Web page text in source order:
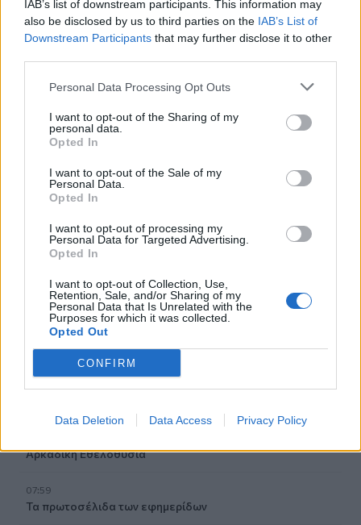
IAB’s list of downstream participants. This information may
also be disclosed by us to third parties on the IAB’s List of
Downstream Participants that may further disclose it to other
Personal Data Processing Opt Outs
I want to opt-out of the Sharing of my
personal data.
Opted In
I want to opt-out of the Sale of my
Personal Data.
Opted In
I want to opt-out of processing my
Personal Data for Targeted Advertising.
Opted In
I want to opt-out of Collection, Use,
Retention, Sale, and/or Sharing of my
Personal Data that Is Unrelated with the
Purposes for which it was collected.
Opted Out
CONFIRM
Data Deletion Data Access Privacy Policy
08:41
Σίντνεϊ Τάουλ: Πέθανε σε ηλικία 26 ετών η σταρ του
08:34
«Καμίνι» τις επόμενες ημέρες η Κρήτη και μελτέμια έως 8
μποφόρ
08:30
Via Pastarella: Η καρμπονάρα που κλέβει την παράσταση
08:22
Φωτιά σε εγκαταλελειμμένο κτίριο στο Μοσχάτο
08:15
ΟΦΗ: Αυτός πρέπει να είναι, καταρχήν, ο στόχος στο
Σούπερ Καπ
Αρκαδική Εθελοθυσία
07:59
Τα πρωτοσέλιδα των εφημερίδων